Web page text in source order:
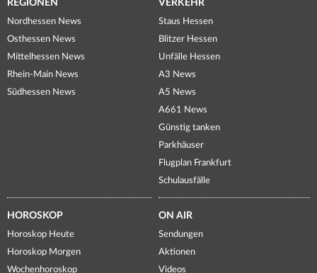
REGIONEN
Nordhessen News
Osthessen News
Mittelhessen News
Rhein-Main News
Südhessen News
VERKEHR
Staus Hessen
Blitzer Hessen
Unfälle Hessen
A3 News
A5 News
A661 News
Günstig tanken
Parkhäuser
Flugplan Frankfurt
Schulausfälle
HOROSKOP
Horoskop Heute
Horoskop Morgen
Wochenhoroskop
ON AIR
Sendungen
Aktionen
Videos